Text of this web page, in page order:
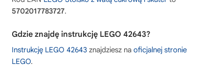
5702017783727.
Gdzie znajdę instrukcję LEGO 42643?
Instrukcję LEGO 42643 znajdziesz na oficjalnej stronie
LEGO.